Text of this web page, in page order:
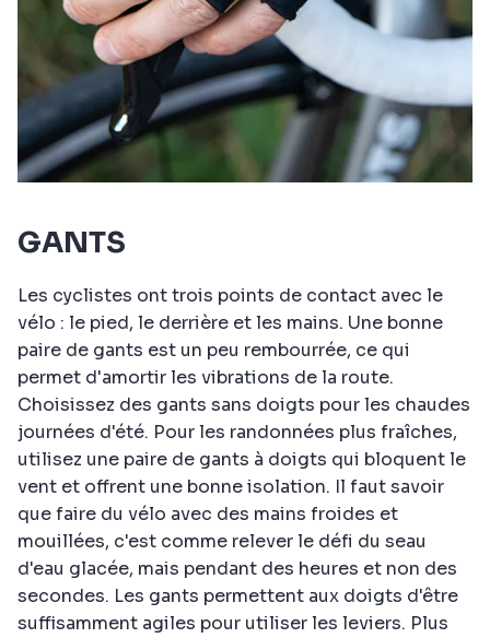
GANTS
Les cyclistes ont trois points de contact avec le
vélo : le pied, le derrière et les mains. Une bonne
paire de gants est un peu rembourrée, ce qui
permet d'amortir les vibrations de la route.
Choisissez des gants sans doigts pour les chaudes
journées d'été. Pour les randonnées plus fraîches,
utilisez une paire de gants à doigts qui bloquent le
vent et offrent une bonne isolation. Il faut savoir
que faire du vélo avec des mains froides et
mouillées, c'est comme relever le défi du seau
d'eau glacée, mais pendant des heures et non des
secondes. Les gants permettent aux doigts d'être
suffisamment agiles pour utiliser les leviers. Plus